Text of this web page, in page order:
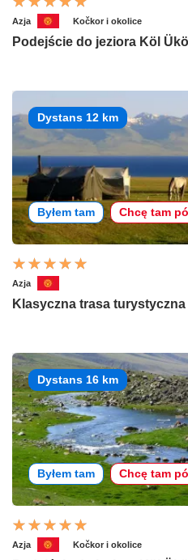
Azja Kočkor i okolice
Podejście do jeziora Köl
Dystans 12 km
Byłem tam Chcę tam
Azja
Klasyczna trasa
Dystans 16 km
Byłem tam Chcę tam
Azja Kočkor i okolice